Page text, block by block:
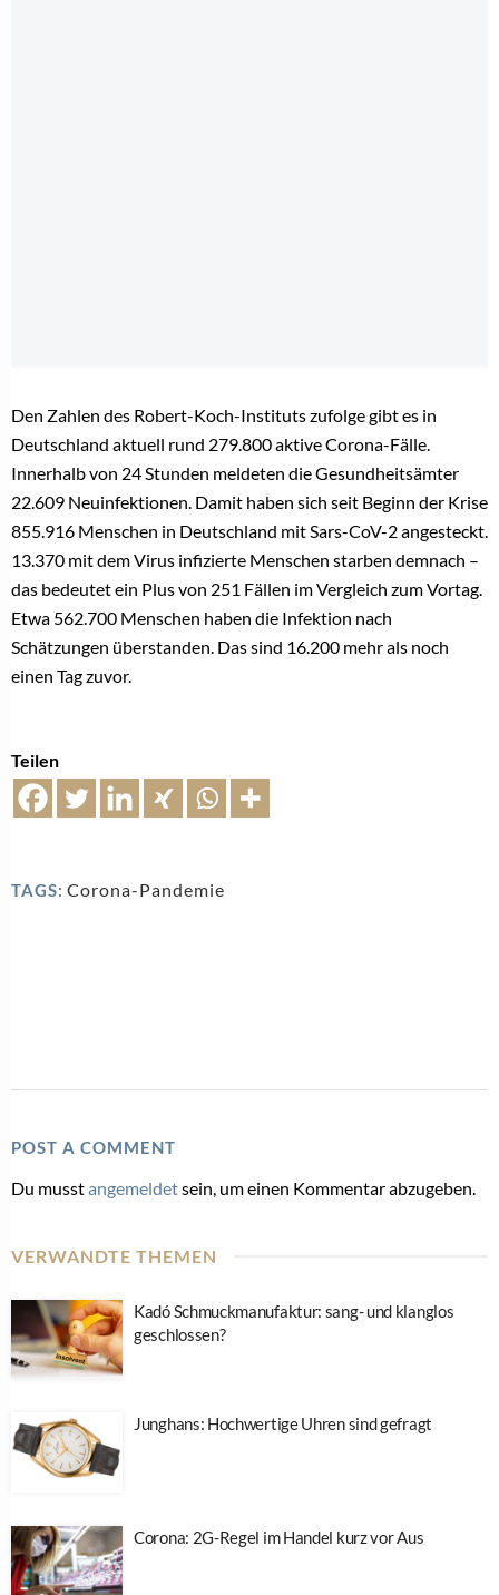
Den Zahlen des Robert-Koch-Instituts zufolge gibt es in
Deutschland aktuell rund 279.800 aktive Corona-Fälle.
Innerhalb von 24 Stunden meldeten die Gesundheitsämter
22.609 Neuinfektionen. Damit haben sich seit Beginn der Krise
855.916 Menschen in Deutschland mit Sars-CoV-2 angesteckt.
13.370 mit dem Virus infizierte Menschen starben demnach –
das bedeutet ein Plus von 251 Fällen im Vergleich zum Vortag.
Etwa 562.700 Menschen haben die Infektion nach
Schätzungen überstanden. Das sind 16.200 mehr als noch
einen Tag zuvor.
Teilen
TAGS: Corona-Pandemie
POST A COMMENT
Du musstangemeldetsein, um einen Kommentar abzugeben.
VERWANDTE THEMEN
Kadó Schmuckmanufaktur: sang- und klanglos
geschlossen?
Junghans: Hochwertige Uhren sind gefragt
Corona: 2G-Regel im Handel kurz vor Aus